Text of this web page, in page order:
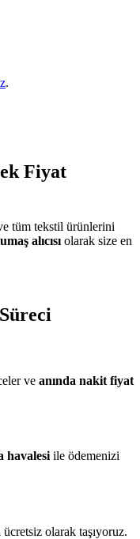
.
Fiyat
tüm tekstil ürünlerini
alıcısı olarak size en
ve anında nakit fiyat
havalesiile ödemenizi
ücretsiz olarak taşıyoruz.